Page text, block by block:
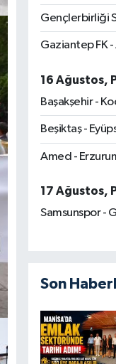
Gençlerbirliği
Gaziantep FK
16 Ağustos,
Başakşehir -
Beşiktaş -
Amed -
17 Ağustos,
Samsunspor -
Son